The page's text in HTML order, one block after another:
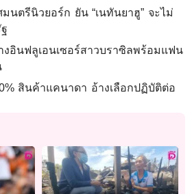
นตรีนิวยอร์ก ยัน “เนทันยาฮู” จะไม่
อินฟลูเอนเซอร์สาวบราซิลพร้อมแฟน
สินค้าแคนาดา อ้างเลือกปฏิบัติต่อ